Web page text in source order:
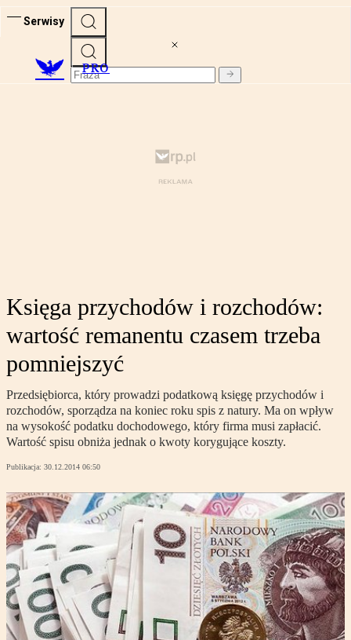
Serwisy
PRO
Księga przychodów i rozchodów:
wartość remanentu czasem trzeba
pomniejszyć
Przedsiębiorca, który prowadzi podatkową księgę przychodów i
rozchodów, sporządza na koniec roku spis z natury. Ma on wpływ
na wysokość podatku dochodowego, który firma musi zapłacić.
Wartość spisu obniża jednak o kwoty korygujące koszty.
Publikacja: 30.12.2014 06:50